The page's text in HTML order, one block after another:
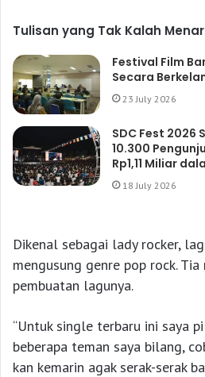
Tulisan yang Tak Kalah
Festival Film
Secara
23 July 2026
SDC Fest 2026
10.300
Rp1,11 Miliar
18 July 2026
Dikenal sebagai lady rocker,
mengusung genre pop rock.
pembuatan lagunya.
“Untuk single terbaru ini saya
beberapa teman saya bilang,
kan kemarin agak serak-serak